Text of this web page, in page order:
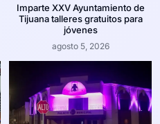
Imparte XXV Ayuntamiento de
Tijuana talleres gratuitos para
jóvenes
agosto 5, 2026